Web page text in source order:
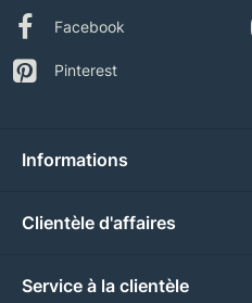
Facebook
Pinterest
Informations
Clientèle d'affaires
Service à la clientèle